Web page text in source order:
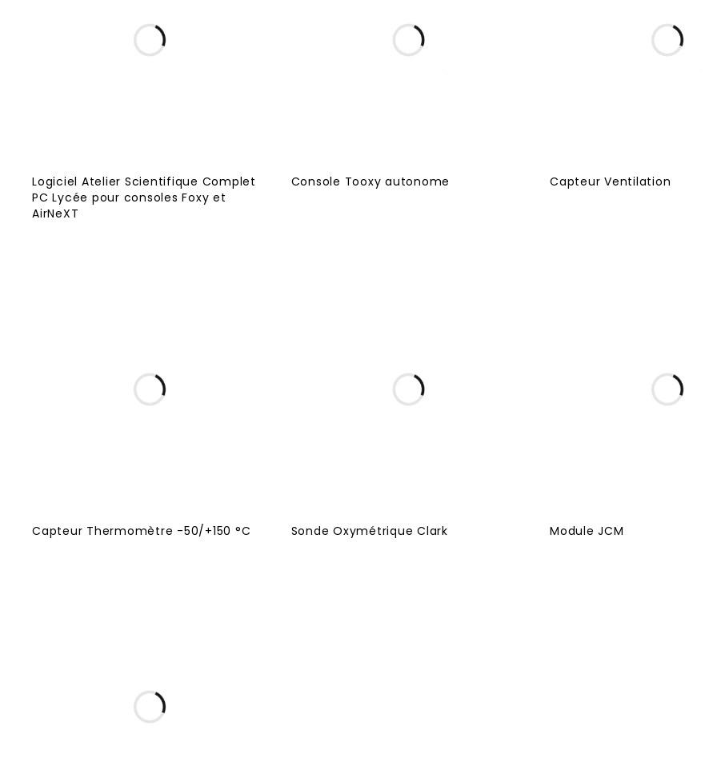
Logiciel Atelier Scientifique Complet
PC Lycée pour consoles Foxy et
AirNeXT
Console Tooxy autonome Capteur Ventilation
Capteur Thermomètre -50/+150 °C Sonde Oxymétrique Clark Module JCM